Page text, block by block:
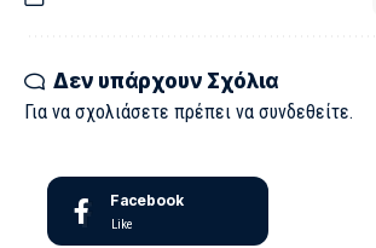
Δεν υπάρχουν Σχόλια
Για να σχολιάσετε πρέπει να συνδεθείτε.
Facebook
Like